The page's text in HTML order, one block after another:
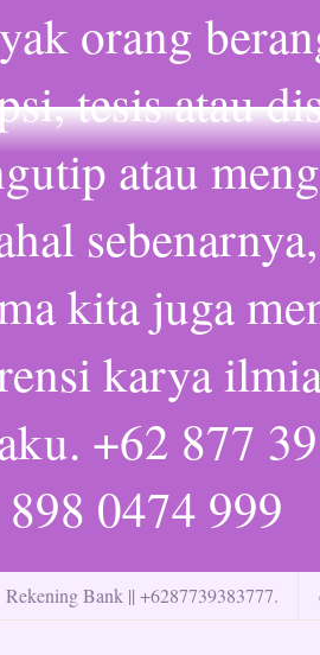
orang
tesis atau
atau
kita juga
karya
+62 877
0474 999
Rekening Bank || +6287739383777.